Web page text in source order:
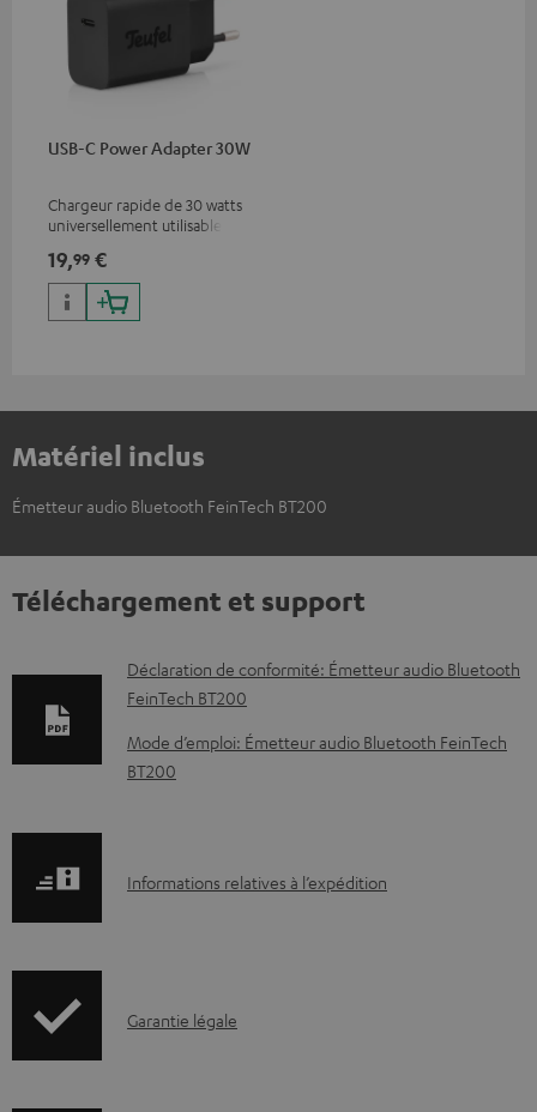
USB-C Power Adapter 30W
Chargeur rapide de 30 watts
universellement utilisable
portables, ainsi que pour
iPhones Apple, smartphones
Android, tablettes et
appareils avec port USB-C
19,99 €
Matériel inclus
Émetteur audio Bluetooth FeinTech BT200
Téléchargement et support
D
o
c
u
n
é
Déclaration de conformité: Émetteur audio Bluetooth
FeinTech BT200
Mode d’emploi: Émetteur audio Bluetooth FeinTech
BT200
I
r
Informations relatives à l’expédition
IGarantie légale